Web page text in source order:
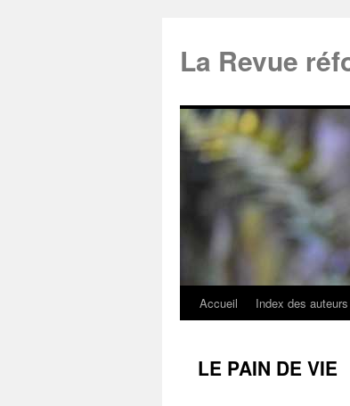
La Revue
Accueil Index des auteurs
LE PAIN DE VIE